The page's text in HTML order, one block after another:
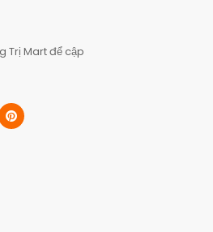
Trị Mart để cập